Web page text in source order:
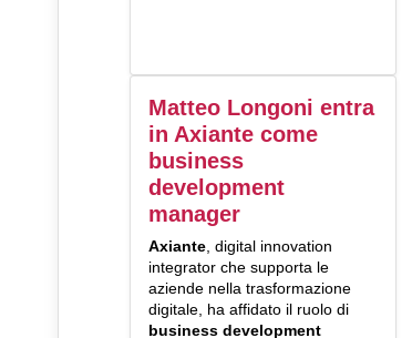
Matteo Longoni entra
in Axiante come
business
development
manager
Axiante , digital innovation
integrator che supporta le
aziende nella trasformazione
digitale, ha affidato il ruolo di
business development